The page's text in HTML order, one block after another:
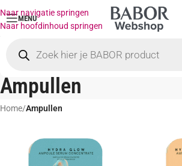
Naar navigatie springen
Naar hoofdinhoud springen
MENU
Ampullen
Home/Ampullen